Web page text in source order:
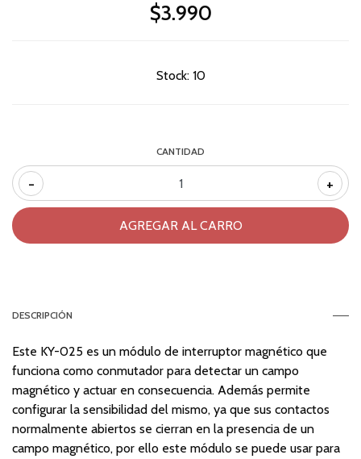
$3.990
Stock: 10
CANTIDAD
- +
DESCRIPCIÓN
Este KY-025 es un módulo de interruptor magnético que
funciona como conmutador para detectar un campo
magnético y actuar en consecuencia. Además permite
configurar la sensibilidad del mismo, ya que sus contactos
normalmente abiertos se cierran en la presencia de un
campo magnético, por ello este módulo se puede usar para